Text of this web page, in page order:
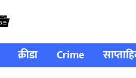
क्रीडा Crime